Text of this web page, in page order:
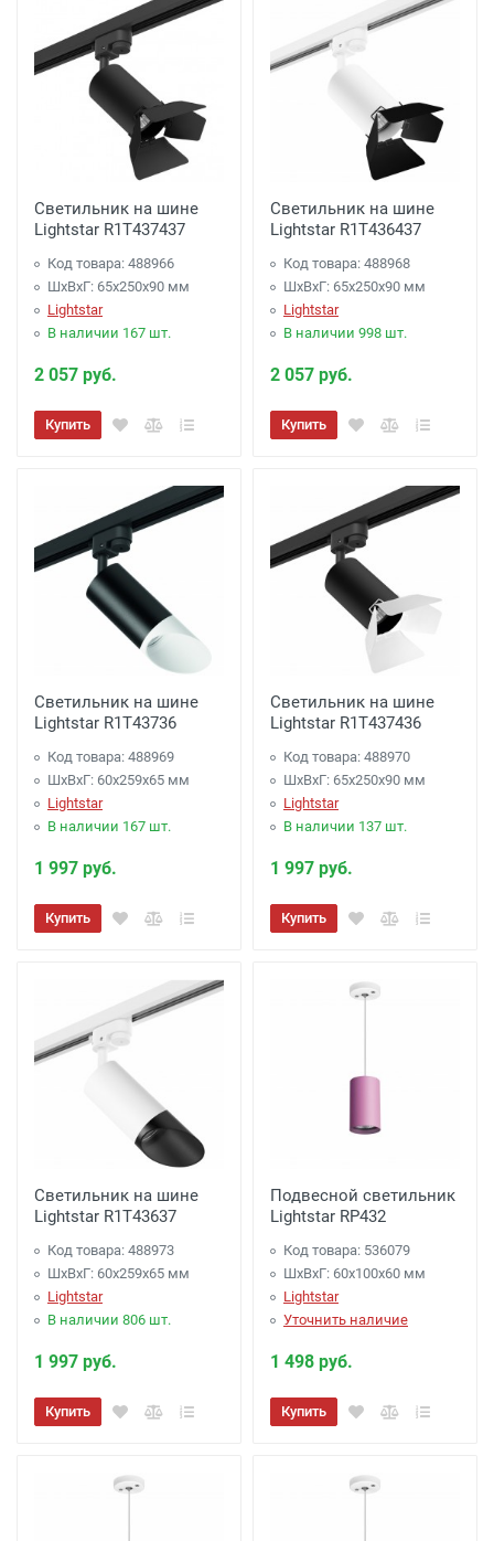
Светильник на шине
Lightstar R1T437437
Код товара: 488966
ШхВхГ: 65x250x90 мм
Lightstar
В наличии 167 шт.
2 057 руб.
Купить
Светильник на шине
Lightstar R1T436437
Код товара: 488968
ШхВхГ: 65x250x90 мм
Lightstar
В наличии 998 шт.
2 057 руб.
Купить
Светильник на шине
Lightstar R1T43736
Код товара: 488969
ШхВхГ: 60x259x65 мм
Lightstar
В наличии 167 шт.
1 997 руб.
Купить
Светильник на шине
Lightstar R1T437436
Код товара: 488970
ШхВхГ: 65x250x90 мм
Lightstar
В наличии 137 шт.
1 997 руб.
Купить
Светильник на шине
Lightstar R1T43637
Код товара: 488973
ШхВхГ: 60x259x65 мм
Lightstar
В наличии 806 шт.
1 997 руб.
Купить
Подвесной светильник
Lightstar RP432
Код товара: 536079
ШхВхГ: 60x100x60 мм
Lightstar
Уточнить наличие
1 498 руб.
Купить